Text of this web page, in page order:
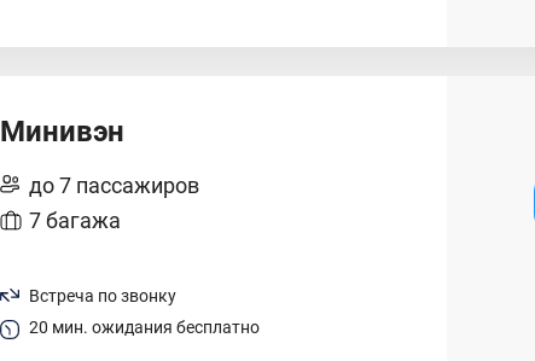
Минивэн
до 7 пассажиров
7 багажа
Встреча по звонку
20 мин. ожидания бесплатно